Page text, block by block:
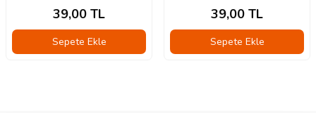
39,00 TL
Sepete Ekle
39,00 TL
Sepete Ekle